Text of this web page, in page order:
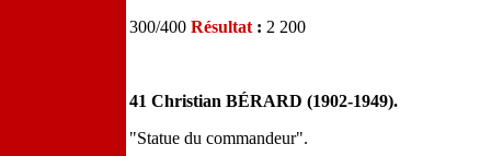
300/400 Résultat : 2 200
41 Christian BÉRARD (1902-1949).
"Statue du commandeur".